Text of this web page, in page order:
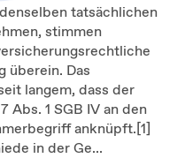
tatsächlichen
stimmen
überein. Das
langem, dass der
Abs. 1 SGB IV an den
anknüpft.[1]
in der Ge...